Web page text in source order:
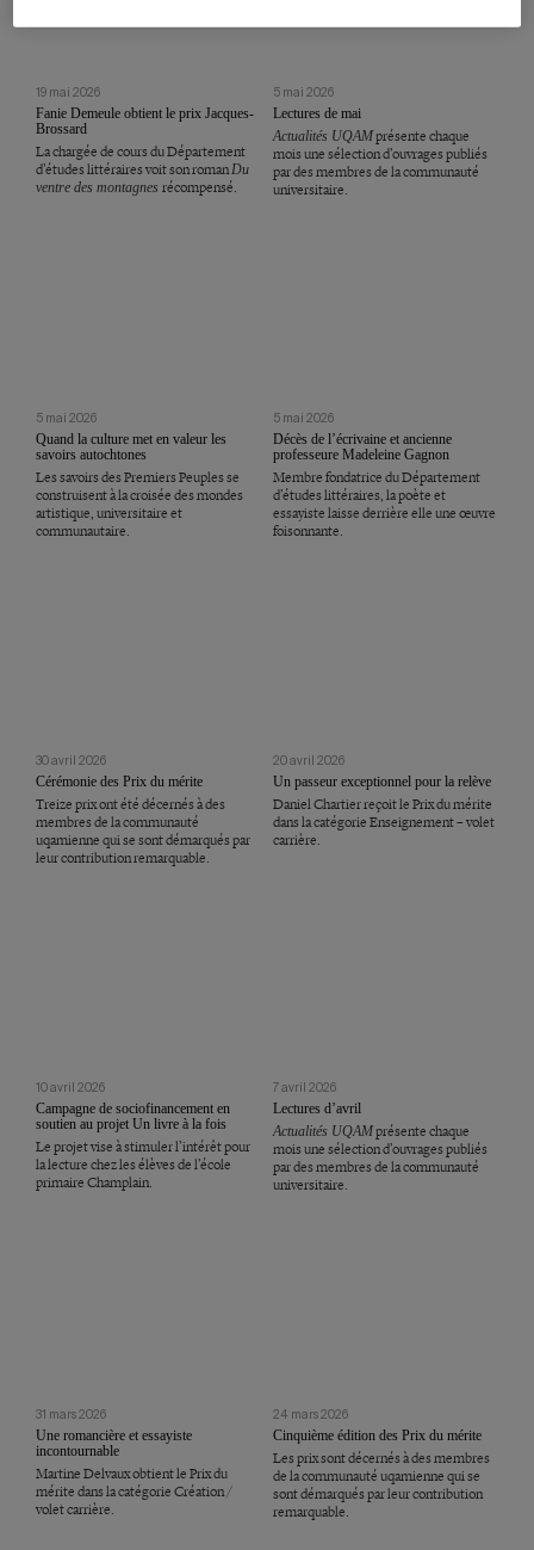
19 mai 2026
Fanie Demeule obtient le prix Jacques-
Brossard
La chargée de cours du Département
d’études littéraires voit son roman Du
ventre des montagnes récompensé.
5 mai 2026
Lectures de mai
Actualités UQAMprésente chaque
mois une sélection d’ouvrages publiés
par des membres de la communauté
universitaire.
5 mai 2026
Quand la culture met en valeur les
savoirs autochtones
Les savoirs des Premiers Peuples se
construisent à la croisée des mondes
artistique, universitaire et
communautaire.
5 mai 2026
Décès de l’écrivaine et ancienne
professeure Madeleine Gagnon
Membre fondatrice du Département
d’études littéraires, la poète et
essayiste laisse derrière elle une œuvre
foisonnante.
30 avril 2026
Cérémonie des Prix du mérite
Treize prix ont été décernés à des
membres de la communauté
uqamienne qui se sont démarqués par
leur contribution remarquable.
20 avril 2026
Un passeur exceptionnel pour la relève
Daniel Chartier reçoit le Prix du mérite
dans la catégorie Enseignement – volet
carrière.
10 avril 2026
Campagne de sociofinancement en
soutien au projet Un livre à la fois
Le projet vise à stimuler l’intérêt pour
la lecture chez les élèves de l’école
primaire Champlain.
7 avril 2026
Lectures d’avril
Actualités UQAMprésente chaque
mois une sélection d’ouvrages publiés
par des membres de la communauté
universitaire.
31 mars 2026
Une romancière et essayiste
incontournable
Martine Delvaux obtient le Prix du
mérite dans la catégorie Création /
volet carrière.
24 mars 2026
Cinquième édition des Prix du mérite
Les prix sont décernés à des membres
de la communauté uqamienne qui se
sont démarqués par leur contribution
remarquable.